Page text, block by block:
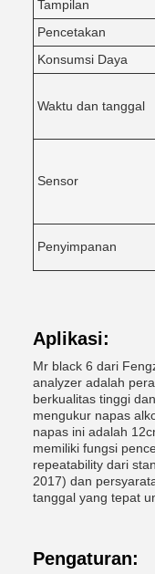
Tampilan
Pencetakan
Konsumsi Daya
Waktu dan tanggal
Sensor
Penyimpanan
Aplikasi:
Mr black 6 dari
analyzer adalah
berkualitas tinggi
mengukur napas
napas ini adalah
memiliki fungsi
repeatability dari
2017) dan
tanggal yang tepat
Pengaturan: